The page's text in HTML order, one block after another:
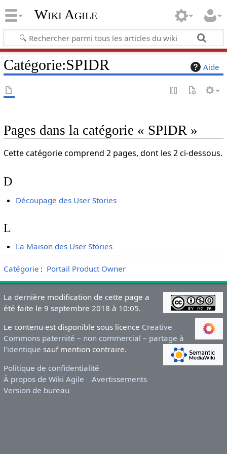
Wiki Agile
Aide
Catégorie:SPIDR
Pages dans la catégorie « SPIDR »
Cette catégorie comprend 2 pages, dont les 2 ci-dessous.
D
Découpage des User Stories
L
La Maison des User Stories
Catégorie : Portail Product Owner
La dernière modification de cette page a
été faite le 9 septembre 2018 à 10:05.
Le contenu est disponible sous licence Creative
Commons paternité – non commercial – partage à
l’identique sauf mention contraire.
Politique de confidentialité
À propos de Wiki Agile
Avertissements
Version de bureau